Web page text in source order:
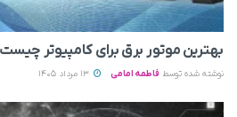
بهترین موتور برق برای کامپیوتر
نوشته شده توسط فاطمه امامی